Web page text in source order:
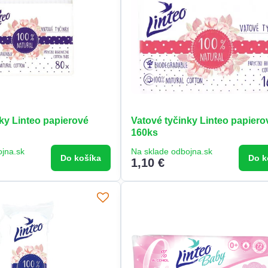
Linteo papierové
Do košíka
Vatové tyčinky Linteo
160ks
Na sklade odbojna.sk
1,10 € Do